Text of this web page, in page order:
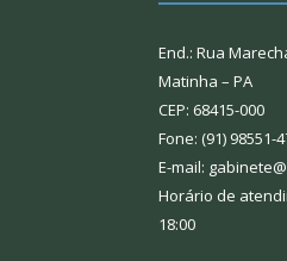
End.: Rua
Matinha – PA
CEP: 68415-000
Fone: (91) 98551-
E-mail:
Horário de
18:00